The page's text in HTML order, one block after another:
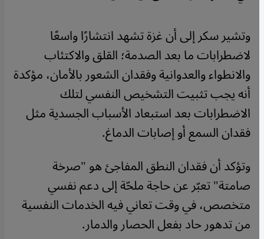
وتشير سكر إلى أن غزة تشهد انتشارًا واسعًا
لاضطرابات ما بعد الصدمة؛ القلق والاكتئاب
والانطواء والعدوانية وفقدان الشعور بالأمان، مؤكدة
أنه يجب تثبيت التشخيص النفسي لتلك
الاضطرابات بعد استبعاد ​الأسباب الجسدية مثل
فقدان السمع أو إصابات الدماغ.
وتؤكد أن فقدان النطق المفاجئ هو "صرخة
صامتة" تعبّر عن حاجة ملحّة إلى دعم نفسي
متخصص، في وقت تعاني فيه الخدمات النفسية
من تدهور حاد بفعل الحصار والدمار.